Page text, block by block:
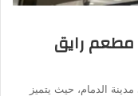
مطعم رايق
الدمام، حيث يتميز